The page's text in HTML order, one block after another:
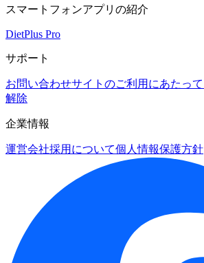
スマートフォンアプリの紹介
DietPlus Pro
サポート
お問い合わせサイトのご利用にあたって
解除
企業情報
運営会社採用について個人情報保護方針